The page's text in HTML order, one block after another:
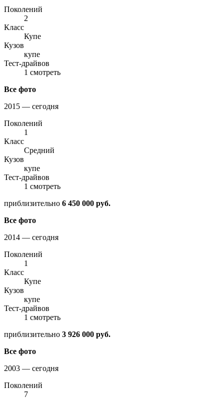
Поколений
2
Класс
Купе
Кузов
купе
Тест-драйвов
1 смотреть
Все фото
2015 — сегодня
Поколений
1
Класс
Средний
Кузов
купе
Тест-драйвов
1 смотреть
приблизительно 6 450 000 руб.
Все фото
2014 — сегодня
Поколений
1
Класс
Купе
Кузов
купе
Тест-драйвов
1 смотреть
приблизительно 3 926 000 руб.
Все фото
2003 — сегодня
Поколений
7